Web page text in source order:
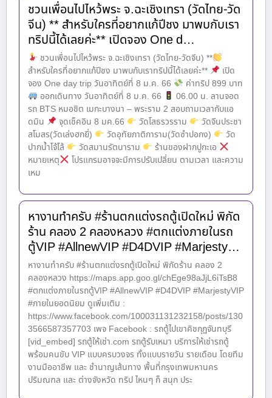
ชวนเพื่อนไปไหว้พระ จ.ฉะเชิงเทรา (วัดไทย-วัด
จีน) ** สำหรับใครที่อยากแก้ปีชง มาพบกับเรา
ทริปนี้ได้เลยค่ะ** เปิดจอง One d…
ชวนเพื่อนไปไหว้พระ จ.ฉะเชิงเทรา (วัดไทย-วัดจีน) **
สำหรับใครที่อยากแก้ปีชง มาพบกับเราทริปนี้ได้เลยค่ะ**
เปิด
จอง One day trip วันอาทิตย์ที่ 8 ม.ค. 66
ค่าทริป 899 บาท
ออกเดินทาง วันอาทิตย์ที่ 8 ม.ค. 66
06.00 น. ลานจอด
รถ BTS หมอชิต เมกะบางนา – พระราม 2 สอบถามเวลากับแอ
ดมิน
จุดเช็คอิน 8 มค.66 วัดโสธรวรราม
วัดจีนประชา
สโมสร(วัดเล่งฮกยี่)
วัดอุทัยภาติการาม(วัดซำปอกง)
วัด
ปากน้ำโจ้โล้
วัดสมานรัตนาราม
ร้านของฝากปูกะเอ
หมายเหตุ
โปรแกรมอาจจะมีการปรับเปลี่ยน ตามเวลา และความ
เหม
หางานทำครับ #ร้านตกแต่งรถตู้เปิดใหม่ พิกัด
ร้าน คลอง 2 คลองหลวง #ตกแต่งภายในรถ
ตู้VIP #AllnewVIP #D4DVIP #Marjesty…
หางานทำครับ #ร้านตกแต่งรถตู้เปิดใหม่ พิกัดร้าน คลอง 2
คลองหลวง https://maps.app.goo.gl/chEge98aJjL6iTsB8
#ตกแต่งภายในรถตู้VIP #AllnewVIP #D4DVIP #MarjestyVIP
#ภายในยอดนิยม ดูเพิ่มเติม :
https://www.facebook.com/100031131232158/posts/130
3566587357703 เพจ Facebook : รถตู้ไปเขาคิชกุฏจันทบุรี
[vid_embed] รถตู้ให้เช่า.com รถตู้รับเหมา บริการให้เช่ารถตู้
พร้อมคนขับ VIP แบบครบวงจร ทั้งแบบรายวัน รายเดือน โดยทีม
งานมืออาชีพ และ ชำนาญเส้นทาง พื้นที่กรุงเทพมหานคร
ปริมณฑล และ ต่างจังหวัด ทริป ไหนๆ ก็ สนุก ประ